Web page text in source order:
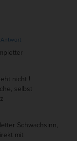
nicht !
selbst
Schwachsinn,
mit